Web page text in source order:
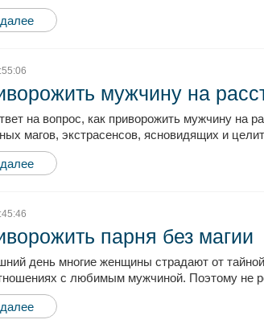
мужчину на
на вопрос, как приворожить мужчину на
магов, экстрасенсов, ясновидящих и
парня без магии
день многие женщины страдают от
с любимым мужчиной. Поэтому не